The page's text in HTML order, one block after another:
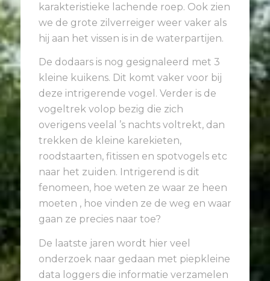
karakteristieke lachende roep. Ook zien
we de grote zilverreiger weer vaker als
hij aan het vissen is in de waterpartijen.
De dodaars is nog gesignaleerd met 3
kleine kuikens. Dit komt vaker voor bij
deze intrigerende vogel. Verder is de
vogeltrek volop bezig die zich
overigens veelal ’s nachts voltrekt, dan
trekken de kleine karekieten,
roodstaarten, fitissen en spotvogels etc
naar het zuiden. Intrigerend is dit
fenomeen, hoe weten ze waar ze heen
moeten , hoe vinden ze de weg en waar
gaan ze precies naar toe?
De laatste jaren wordt hier veel
onderzoek naar gedaan met piepkleine
data loggers die informatie verzamelen